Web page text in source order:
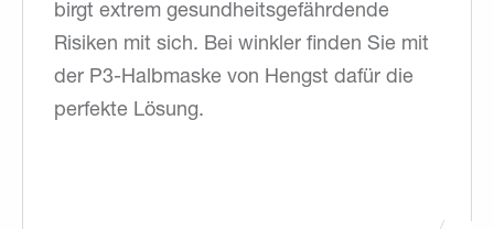
birgt extrem gesundheitsgefährdende
Risiken mit sich. Bei winkler finden Sie mit
der P3-Halbmaske von Hengst dafür die
perfekte Lösung.